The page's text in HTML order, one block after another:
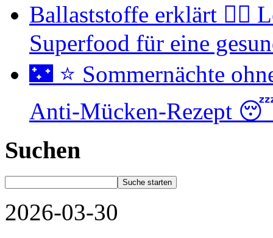
Ballaststoffe erklärt 👉🏻
Superfood für eine
🌃 ⭐ Sommernächte
Anti-Mücken-Rezept
Suchen
2026-03-30